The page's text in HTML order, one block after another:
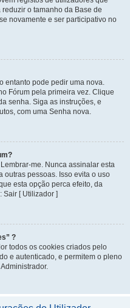
o tamanho da Base de
novamente e ser participativo no
entanto pode pedir uma nova.
Fórum pela primeira vez. Clique
senha. Siga as instruções, e
com uma Senha nova.
me. Nunca assinalar esta
outras pessoas. Isso evita o uso
esta opção perca efeito, da
Sair [ Utilizador ]
?
todos os cookies criados pelo
e autenticado, e permitem o pleno